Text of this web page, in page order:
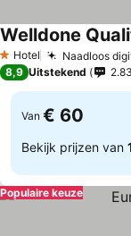
1 Sterren
Hotel Naadloos
Welldone
8,9 Uitstekend
Van € 60
Bekijk prijzen van
Populaire keuze